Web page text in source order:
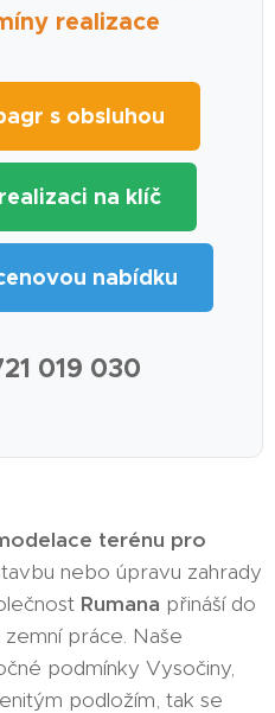
realizace
s obsluhou
na klíč
nabídku
019 030
terénu pro
nebo úpravu zahrady
Rumana přináší do
práce. Naše
podmínky Vysočiny,
podložím, tak se